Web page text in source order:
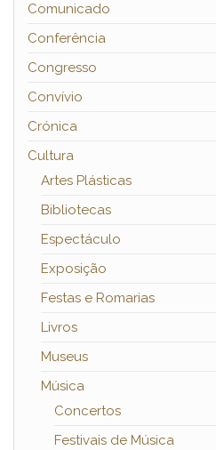
Comunicado
Conferência
Congresso
Convívio
Crónica
Cultura
Artes Plásticas
Bibliotecas
Espectáculo
Exposição
Festas e Romarias
Livros
Museus
Música
Concertos
Festivais de Música